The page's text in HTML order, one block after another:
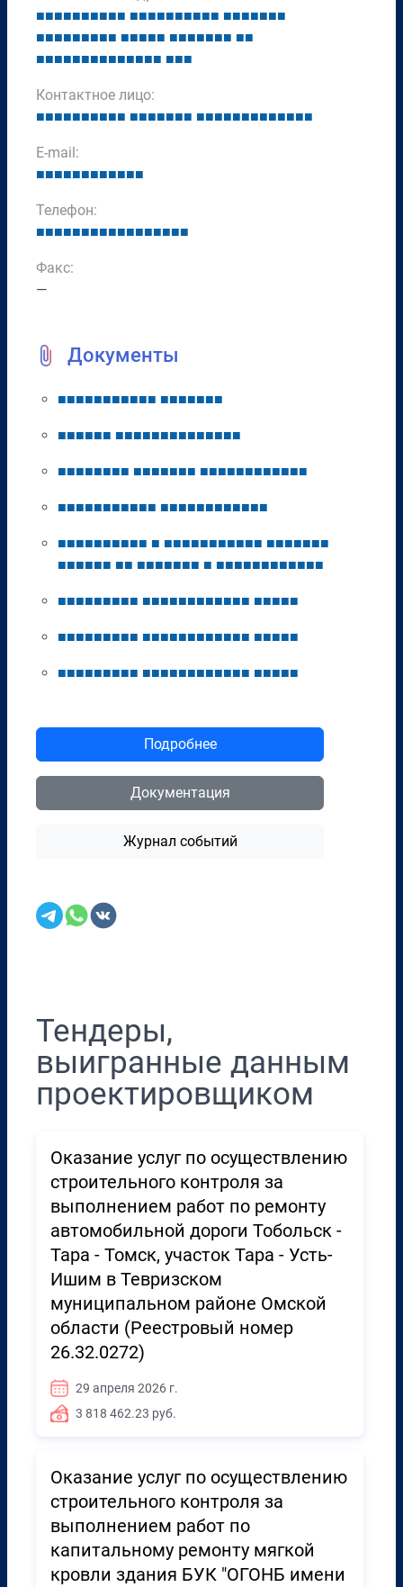
■■■■■■■■■■ ■■■■■■■■■■ ■■■■■■■
■■■■■■■■■ ■■■■■ ■■■■■■■ ■■
■■■■■■■■■■■■■■ ■■■
Контактное лицо:
■■■■■■■■■■ ■■■■■■■ ■■■■■■■■■■■■■
E-mail:
■■■■■■■■■■■■
Телефон:
■■■■■■■■■■■■■■■■■
Факс:
—
Документы
■■■■■■■■■■■ ■■■■■■■
■■■■■■ ■■■■■■■■■■■■■■
■■■■■■■■ ■■■■■■■ ■■■■■■■■■■■■
■■■■■■■■■■■ ■■■■■■■■■■■■
■■■■■■■■■■ ■ ■■■■■■■■■■■ ■■■■■■■
■■■■■■ ■■ ■■■■■■■ ■ ■■■■■■■■■■■■
■■■■■■■■■ ■■■■■■■■■■■■ ■■■■■
■■■■■■■■■ ■■■■■■■■■■■■ ■■■■■
■■■■■■■■■ ■■■■■■■■■■■■ ■■■■■
Подробнее
Документация
Журнал событий
Тендеры,
выигранные данным
проектировщиком
Оказание услуг по осуществлению
строительного контроля за
выполнением работ по ремонту
автомобильной дороги Тобольск -
Тара - Томск, участок Тара - Усть-
Ишим в Тевризском
муниципальном районе Омской
области (Реестровый номер
26.32.0272)
29 апреля 2026 г.
3 818 462.23 руб.
Оказание услуг по осуществлению
строительного контроля за
выполнением работ по
капитальному ремонту мягкой
кровли здания БУК "ОГОНБ имени